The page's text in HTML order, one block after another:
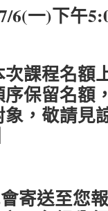
6(一)下午
課程名額
保留名額
，敬請見
寄送至您